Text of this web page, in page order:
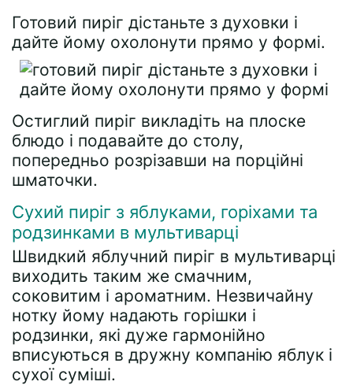
Готовий пиріг дістаньте з духовки і
дайте йому охолонути прямо у формі.
Остиглий пиріг викладіть на плоске
блюдо і подавайте до столу,
попередньо розрізавши на порційні
шматочки.
Сухий пиріг з яблуками, горіхами та
родзинками в мультиварці
Швидкий яблучний пиріг в мультиварці
виходить таким же смачним,
соковитим і ароматним. Незвичайну
нотку йому надають горішки і
родзинки, які дуже гармонійно
вписуються в дружну компанію яблук і
сухої суміші.